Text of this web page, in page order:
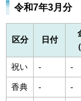
令和7年3月分
区分 日付
祝い - -
香典 - -